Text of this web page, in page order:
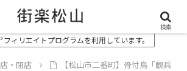
“オモシロク”する地域情報メディア ／
ィリエイトプログラムを利用しています。
・閉店
【松山市二番町】骨付鳥「観兵
検索